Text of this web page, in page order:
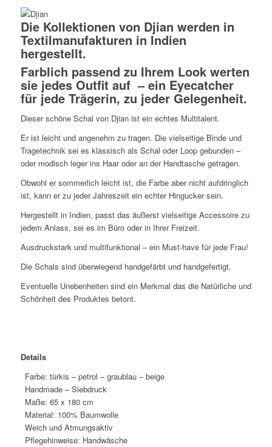
Die Kollektionen von Djian werden in
Textilmanufakturen in Indien
hergestellt.
Farblich passend zu Ihrem Look werten
sie jedes Outfit auf – ein Eyecatcher
für jede Trägerin, zu jeder Gelegenheit.
Dieser schöne Schal von Djian ist ein echtes Multitalent.
Er ist leicht und angenehm zu tragen. Die vielseitige Binde und
Tragetechnik sei es klassisch als Schal oder Loop gebunden –
oder modisch leger ins Haar oder an der Handtasche getragen.
Obwohl er sommerlich leicht ist, die Farbe aber nicht aufdringlich
ist, kann er zu jeder Jahreszeit ein echter Hingucker sein.
Hergestellt in Indien, passt das äußerst vielseitige Accessoire zu
jedem Anlass, sei es im Büro oder in Ihrer Freizeit.
Ausdruckstark und multifunktional – ein Must-have für jede Frau!
Die Schals sind überwiegend handgefärbt und handgefertigt.
Eventuelle Unebenheiten sind ein Merkmal das die Natürliche und
Schönheit des Produktes betont.
Details
Farbe: türkis – petrol – graublau – beige
Handmade – Siebdruck
Maße: 65 x 180 cm
Material: 100% Baumwolle
Weich und Atmungsaktiv
Pflegehinweise: Handwäsche